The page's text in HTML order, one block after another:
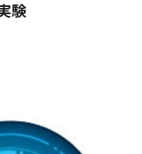
験